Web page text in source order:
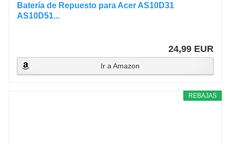
Batería de Repuesto para Acer AS10D31
AS10D51...
24,99 EUR
Ir a Amazon
REBAJAS